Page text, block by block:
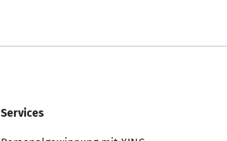
Services